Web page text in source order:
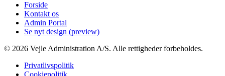
Forside
Kontakt os
Admin Portal
Se nyt design (preview)
© 2026 Vejle Administration A/S. Alle rettigheder forbeholdes.
Privatlivspolitik